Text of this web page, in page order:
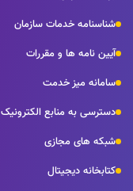
شناسنامه خدمات سازمان
آیین نامه ها و مقررات
سامانه میز خدمت
دسترسی به منابع الکترونیک
شبکه های مجازی
کتابخانه دیجیتال